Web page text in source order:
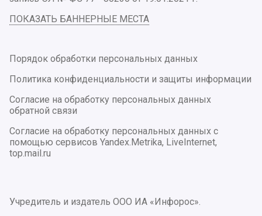
ПОКАЗАТЬ БАННЕРНЫЕ МЕСТА
Порядок обработки персональных данных
Политика конфиденциальности и защиты информации
Согласие на обработку персональных данных
обратной связи
Согласие на обработку персональных данных с
помощью сервисов Yandex.Metrika, LiveInternet,
top.mail.ru
Учредитель и издатель ООО ИА «Инфорос».